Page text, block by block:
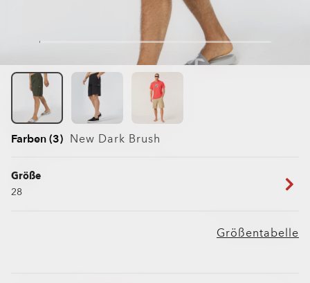
Farben (3) New Dark Brush
Größe
28
Größentabelle